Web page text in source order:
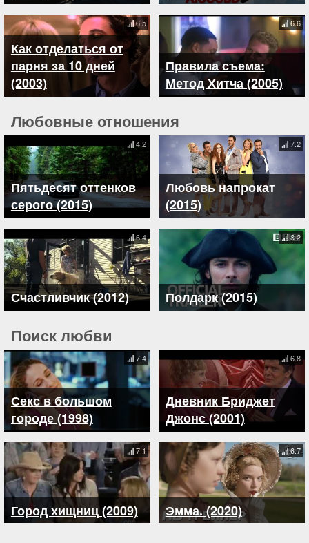
Как отделаться от
парня за 10 дней
(2003)
6.5
Правила съема:
Метод Хитча (2005)
6.6
Любовные отношения
Пятьдесят оттенков
серого (2015)
4.2
Любовь напрокат
(2015)
7.2
Счастливчик (2012)
6.4
Полдарк (2015)
8.2
Поиск любви
Секс в большом
городе (1998)
7.4
Дневник Бриджет
Джонс (2001)
6.8
Город хищниц (2009)
7.1
Эмма. (2020)
6.7